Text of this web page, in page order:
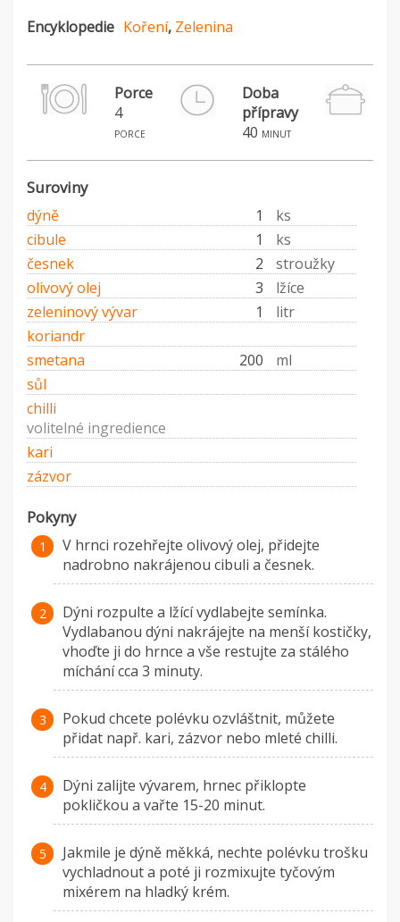
Encyklopedie Koření, Zelenina
Porce
4
porce
Doba
přípravy
40 minut
Suroviny
dýně 1
ks
cibule
1
ks
česnek
2
stroužky
olivový olej
3
lžíce
zeleninový vývar
1
litr
koriandr
smetana
200
ml
sůl
chilli
volitelné ingredience
kari
zázvor
Pokyny
V hrnci rozehřejte olivový olej, přidejte
nadrobno nakrájenou cibuli a česnek.
Dýni rozpulte a lžící vydlabejte semínka.
Vydlabanou dýni nakrájejte na menší kostičky,
vhoďte ji do hrnce a vše restujte za stálého
míchání cca 3 minuty.
Pokud chcete polévku ozvláštnit, můžete
přidat např. kari, zázvor nebo mleté chilli.
Dýni zalijte vývarem, hrnec přiklopte
pokličkou a vařte 15-20 minut.
Jakmile je dýně měkká, nechte polévku trošku
vychladnout a poté ji rozmixujte tyčovým
mixérem na hladký krém.